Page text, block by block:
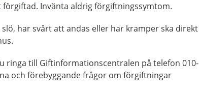
Invänta aldrig förgiftningssymtom.
har svårt att andas eller har kramper ska direkt
ringa till Giftinformationscentralen på telefon 010-
och förebyggande frågor om förgiftningar